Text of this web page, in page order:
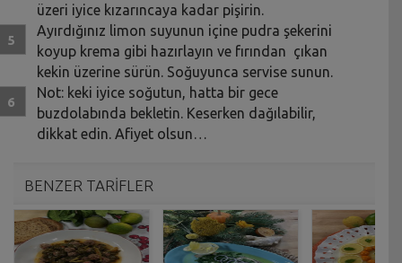
üzeri iyice kızarıncaya kadar pişirin.
Ayırdığınız limon suyunun içine pudra şekerini
koyup krema gibi hazırlayın ve fırından çıkan
kekin üzerine sürün. Soğuyunca servise sunun.
Not: keki iyice soğutun, hatta bir gece
buzdolabında bekletin. Keserken dağılabilir,
dikkat edin. Afiyet olsun…
BENZER TARİFLER